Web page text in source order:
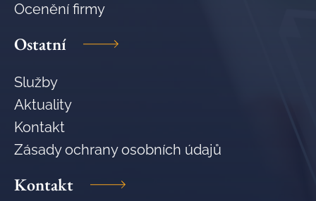
Ocenění firmy
Ostatní
Služby
Aktuality
Kontakt
Zásady ochrany osobních údajů
Kontakt